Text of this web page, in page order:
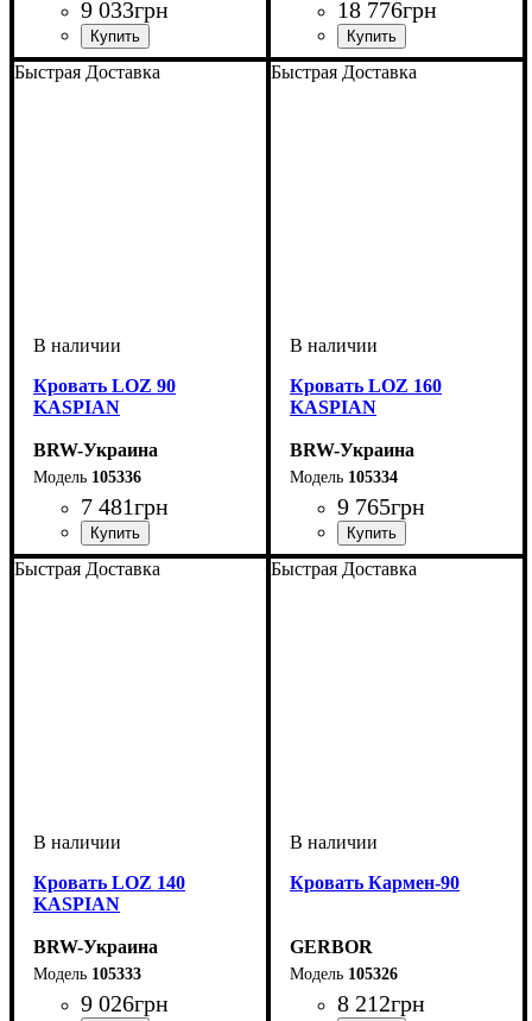
9 033грн 18 776грн
Быстрая Доставка
Кровать LOZ 90
KASPIAN
BRW-Украина
105336
7 481грн
Быстрая Доставка
Кровать LOZ 160
KASPIAN
BRW-Украина
105334
9 765грн
Быстрая Доставка
Кровать LOZ 140
KASPIAN
BRW-Украина
105333
9 026грн
Быстрая Доставка
Кровать Кармен-90
GERBOR
105326
8 212грн